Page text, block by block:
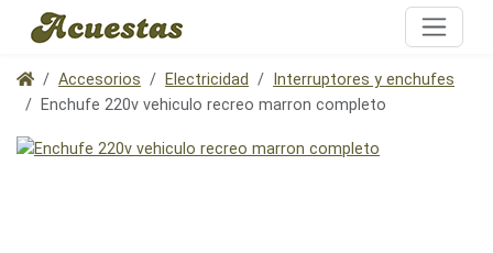
Accesorios Electricidad
Interruptores y enchufes
Enchufe 220v vehiculo recreo marron completo